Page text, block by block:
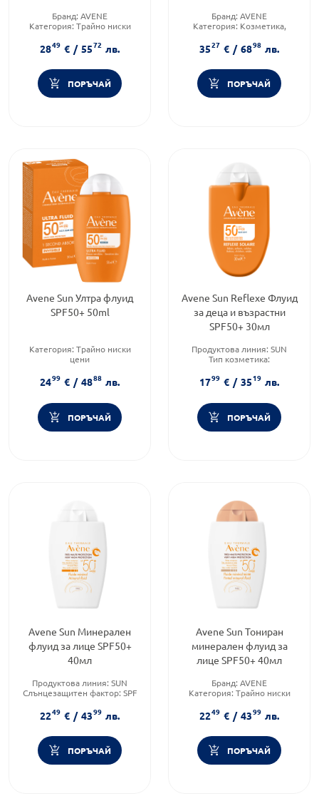
40мл
Бранд: AVENE
Категория: Трайно ниски
Продуктова линия:SUN
2849 € / 5572 лв.
ПОРЪЧАЙ
SPF50+ 50мл
Бранд: AVENE
Категория: Козметика,
Форма на продукта:
комплект
3527 € / 6898 лв.
ПОРЪЧАЙ
Avene Sun Ултра флуид
SPF50+ 50ml
Категория: Трайно ниски
цени
50
Форма на продукта:флуид
2499 € / 4888 лв.
ПОРЪЧАЙ
Avene Sun Reflexe Флуид
за деца и възрастни
SPF50+ 30мл
Продуктова линия: SUN
Тип козметика:
Тип продукт:Крем
1799 € / 3519 лв.
ПОРЪЧАЙ
Avene Sun Минерален
флуид за лице SPF50+
40мл
Продуктова линия: SUN
Слънцезащитен фактор: SPF
Тип козметика:
Дермокозметика
2249 € / 4399 лв.
ПОРЪЧАЙ
Avene Sun Тониран
минерален флуид за
лице SPF50+ 40мл
Бранд: AVENE
Категория: Трайно ниски
Тип козметика:
Дермокозметика
2249 € / 4399 лв.
ПОРЪЧАЙ